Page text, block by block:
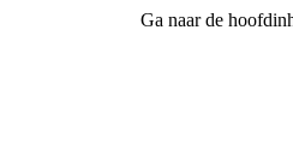
Ga naar de